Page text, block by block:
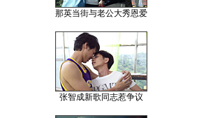
那英当街与老公大秀恩爱
张智成新歌同志惹争议